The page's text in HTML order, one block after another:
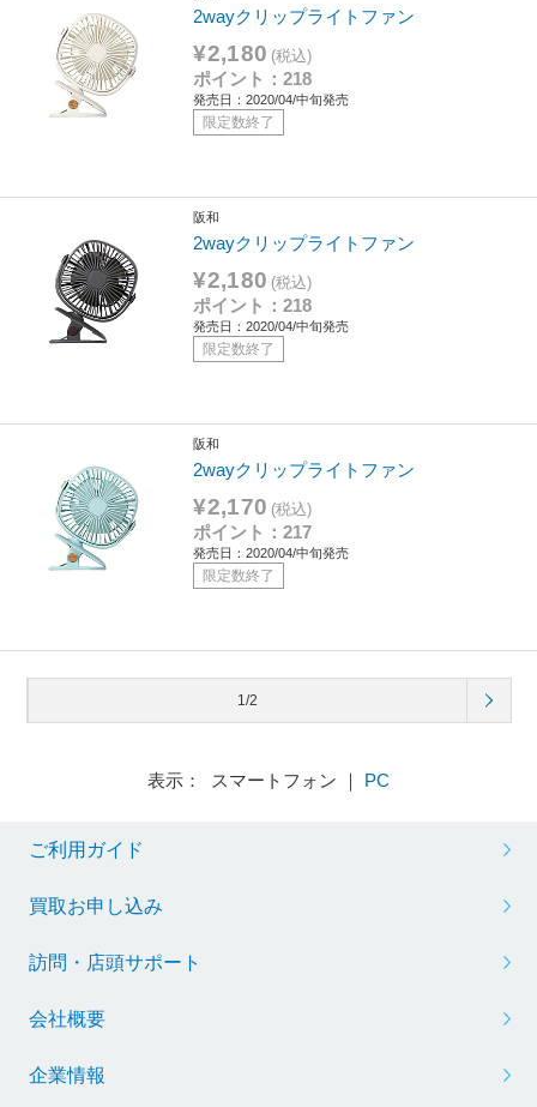
2wayクリップライトファン
¥2,180 (税込)
ポイント：218
発売日：2020/04/中旬発売
限定数終了
阪和
2wayクリップライトファン
¥2,180 (税込)
ポイント：218
発売日：2020/04/中旬発売
限定数終了
阪和
2wayクリップライトファン
¥2,170 (税込)
ポイント：217
発売日：2020/04/中旬発売
限定数終了
1/2
表示： スマートフォン ｜ PC
ご利用ガイド
買取お申し込み
訪問・店頭サポート
会社概要
企業情報